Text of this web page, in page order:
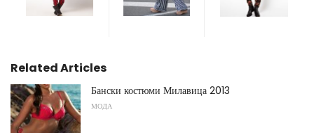
Related Articles
Бански костюми Милавица 2013
МОДА